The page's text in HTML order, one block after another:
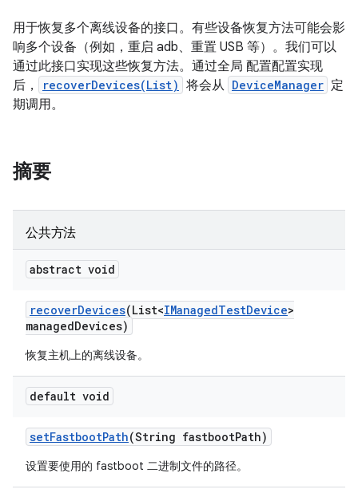
用于恢复多个离线设备的接口。有些设备恢复方法可能会影
响多个设备（例如，重启 adb、重置 USB 等）。我们可以
通过此接口实现这些恢复方法。通过全局 配置配置实现
后，
recoverDevices(List) 将会从 DeviceManager 定
期调用。
摘要
公共方法
abstract void
recoverDevices(List<IManagedTestDevice>
managedDevices)
恢复主机上的离线设备。
default void
setFastbootPath(String fastbootPath)
设置要使用的 fastboot 二进制文件的路径。